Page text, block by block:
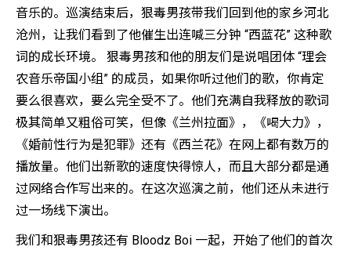
音乐的。巡演结束后，狠毒男孩带我们回到他的家乡河北
沧州，让我们看到了他催生出连喊三分钟 “西蓝花” 这种歌
词的成长环境。 狠毒男孩和他的朋友们是说唱团体 “理会
农音乐帝国小组” 的成员，如果你听过他们的歌，你肯定
要么很喜欢，要么完全受不了。他们充满自我释放的歌词
极其简单又粗俗可笑，但像《兰州拉面》，《喝大力》，
《婚前性行为是犯罪》还有《西兰花》在网上都有数万的
播放量。他们出新歌的速度快得惊人，而且大部分都是通
过网络合作写出来的。在这次巡演之前，他们还从未进行
过一场线下演出。
我们和狠毒男孩还有 Bloodz Boi 一起，开始了他们的首次